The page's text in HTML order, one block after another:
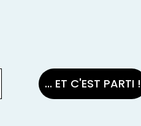
... ET C'EST PARTI !